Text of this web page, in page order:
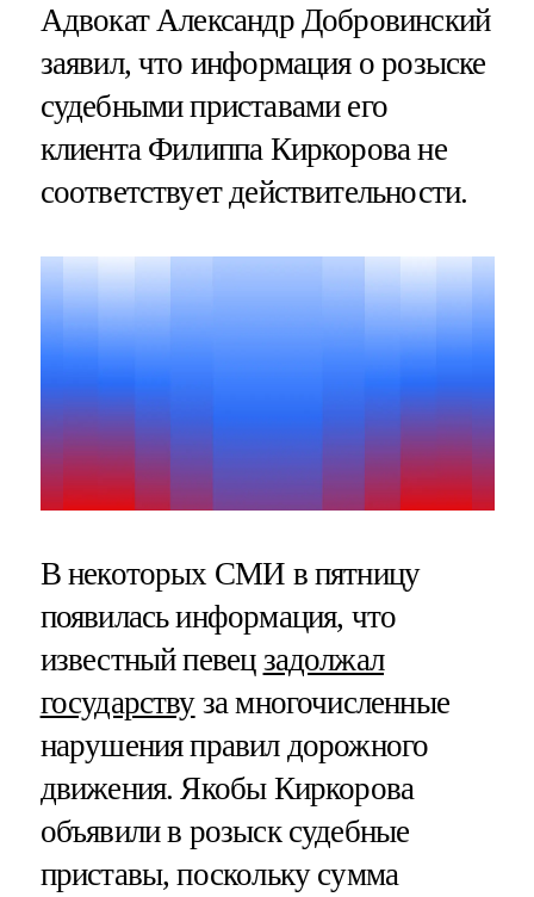
Адвокат Александр Добровинский
заявил, что информация о розыске
судебными приставами его
клиента Филиппа Киркорова не
соответствует действительности.
В некоторых СМИ в пятницу
появилась информация, что
известный певец задолжал
государствуза многочисленные
нарушения правил дорожного
движения. Якобы Киркорова
объявили в розыск судебные
приставы, поскольку сумма